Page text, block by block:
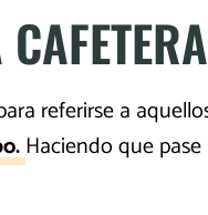
referirse a
Haciendo que